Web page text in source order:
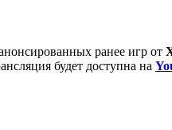
ранее игр от
будет доступна на